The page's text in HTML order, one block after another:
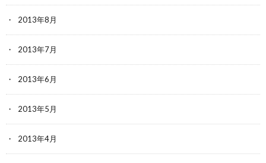
2013年8月
2013年7月
2013年6月
2013年5月
2013年4月